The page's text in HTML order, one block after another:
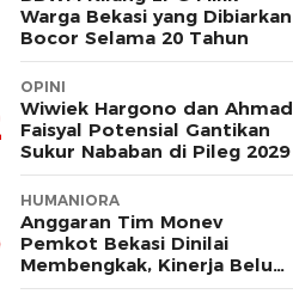
Warga Bekasi yang Dibiarkan
Bocor Selama 20 Tahun
OPINI
Wiwiek Hargono dan Ahmad
Faisyal Potensial Gantikan
Sukur Nababan di Pileg 2029
HUMANIORA
Anggaran Tim Monev
Pemkot Bekasi Dinilai
Membengkak, Kinerja Belum
Terbukti Efektif